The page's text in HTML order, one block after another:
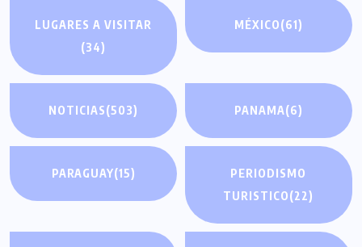
LUGARES A VISITAR
(34)
MÉXICO(61)
NOTICIAS(503) PANAMA(6)
PARAGUAY(15)
PERIODISMO
TURISTICO(22)